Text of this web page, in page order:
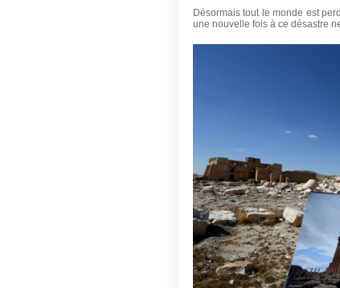
Désormais tout le monde est
une nouvelle fois à ce désastre